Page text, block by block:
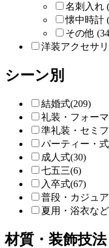
名刺入れ
懐中時計
その他
洋装アクセサ
シーン別
結婚式(209)
礼装・フォー
準礼装・セミ
パーティー・
成人式(30)
七五三(6)
入卒式(67)
普段・カジュ
夏用・浴衣な
材質・装飾技